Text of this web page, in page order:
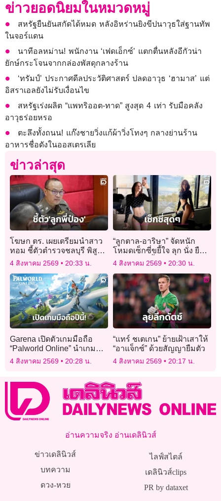
ข่าวยอดนิยมในหมวดหมู่
สหรัฐยืนยันสกัดได้หมด หลังอิหร่านยิงขีปนาวุธใส่ฐานทัพ
ในจอร์แดน
นาทีอลหม่าน! พนักงาน ‘เฟดเอ็กซ์’ แตกตื่นหลังอีกัวน่า
ยักษ์กระโจนจากกล่องพัสดุกลางร้าน
‘ทรัมป์’ ประกาศดีลประวัติศาสตร์ ปลดอาวุธ ‘ฮามาส’ แต่
อิสราเอลยังไม่รับเงื่อนไข
สหรัฐเร่งผลิต “แพทริออต-ทาด” สูงสุด 4 เท่า รับมือคลัง
อาวุธร่อยหรอ
ตะลึงทั้งถนน! แก๊งชายวิ่งแก้ผ้าวิ่งโทงๆ กลางย่านร้าน
อาหารชื่อดังในออสเตรเลีย
ข่าวล่าสุด
โฆษก ตร. เผยเตรียมนำสาว
ทอม ชี้ตัวตำรวจชลบุรี พิสูจน์
ปม “ลูกพี่ป๋อง”
4 สิงหาคม 2569 20:33 น.
“ลูกตาล-อาริษา” จัดหนัก
โหมดเซ็กซี่ขยี้ใจ ลุก นั่ง ยืน
เป๊ะปังแซ่บซี้ดสุดองศา!
4 สิงหาคม 2569 20:30 น.
Garena เปิดตัวเกมมือถือ
“Palworld Online” นำเกม
MMORPG ดัง มาเปิดภายใน
4 สิงหาคม 2569 20:28 น.
“แทร์ ชเตเกน” ย้ายเฝ้าเสาให้
“อาแจ็กซ์” ด้วยสัญญายืมตัว
4 สิงหาคม 2569 20:17 น.
อ่านความจริง อ่านเดลินิวส์
ข่าวเดลินิวส์
บทความ
ดวง-หวย
ไลฟ์สไตล์
เดลินิวส์clips
PR by dataxet